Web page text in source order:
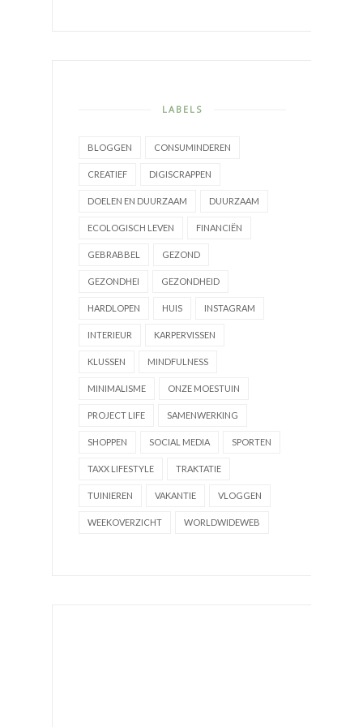
LABELS
BLOGGEN CONSUMINDEREN
CREATIEF DIGISCRAPPEN
DOELEN EN DUURZAAM DUURZAAM
ECOLOGISCH LEVEN FINANCIËN
GEBRABBEL GEZOND
GEZONDHEI GEZONDHEID
HARDLOPEN HUIS INSTAGRAM
INTERIEUR KARPERVISSEN
KLUSSEN MINDFULNESS
MINIMALISME ONZE MOESTUIN
PROJECT LIFE SAMENWERKING
SHOPPEN SOCIAL MEDIA SPORTEN
TAXX LIFESTYLE TRAKTATIE
TUINIEREN VAKANTIE VLOGGEN
WEEKOVERZICHT WORLDWIDEWEB